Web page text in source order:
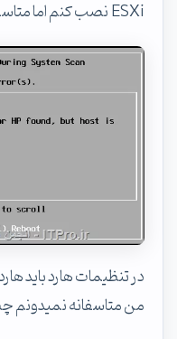
ESXi نصب کنم اما متاسفانه با مشکل زیر مواجه میشم
من متاسفانه نمیدونم